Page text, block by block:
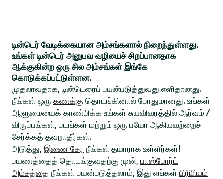
டின்டெர் வேடிக்கையான அம்சங்களால் நிறைந்துள்ளது.
உங்கள் டின்டெர் அனுபவ வழியைச் சிறப்பானதாக
ஆக்குகின்ற ஒரு சில அம்சங்கள் இங்கே
கொடுக்கப்பட்டுள்ளன.
முதலாவதாக, டின்டெரைப் பயன்படுத்துவது எளிதானது.
நீங்கள் ஒரு கணக்கு தொடங்கினால் போதுமானது. உங்கள்
ஆளுமையைக் காண்பிக்க உங்கள் சுயவிவரத்தில் ஆர்வம் /
விருப்பங்கள், படங்கள் மற்றும் ஒரு பயோ ஆகியவற்றைச்
சேர்க்கத் தவறாதீர்கள்.
அடுத்து, இணை சேர நீங்கள் தயாராக உள்ளீர்கள்!
பயணத்தைத் தொடங்குவதற்கு முன், பாஸ்போர்ட்
அம்சத்தை நீங்கள் பயன்படுத்தலாம், இது எங்கள் பிரீமியம்